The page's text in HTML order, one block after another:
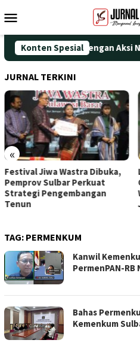
ke
Mobile
Konten Spesial
HUT ke-25 dengan Aksi
JURNAL TERKINI
«
Jiwa Wastra Dibuka,
Sulbar Perkuat
Pengembangan
TAG: PERMENKUM
Kanwil
PermenPAN-RB
Bahas
Kemenkum